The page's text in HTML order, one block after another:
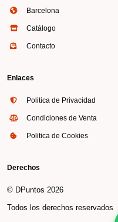
Barcelona
Catálogo
Contacto
Enlaces
Politica de Privacidad
Condiciones de Venta
Politica de Cookies
Derechos
© DPuntos 2026
Todos los derechos reservados